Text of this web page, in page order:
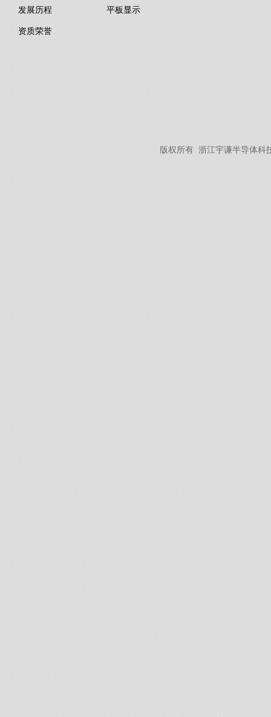
发展历程
资质荣誉
平板显示
版权所有 浙江宇谦半导体